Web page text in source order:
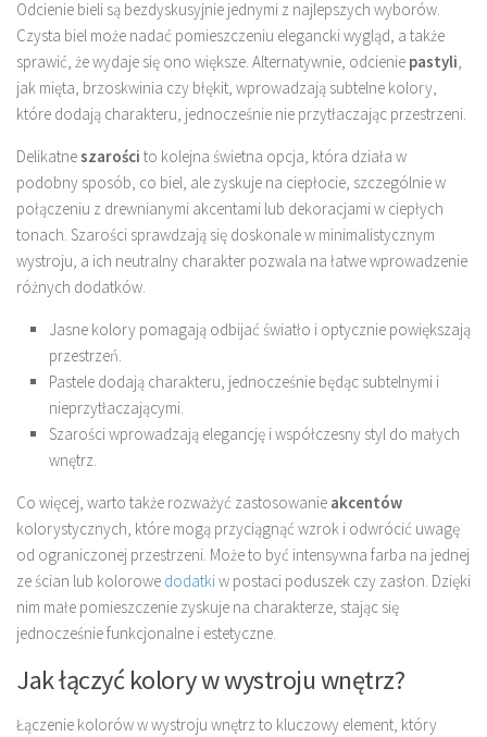
Odcienie bieli są bezdyskusyjnie jednymi z najlepszych wyborów.
Czysta biel może nadać pomieszczeniu elegancki wygląd, a także
sprawić, że wydaje się ono większe. Alternatywnie, odcienie pastyli,
jak mięta, brzoskwinia czy błękit, wprowadzają subtelne kolory,
które dodają charakteru, jednocześnie nie przytłaczając przestrzeni.
Delikatneszarości to kolejna świetna opcja, która działa w
podobny sposób, co biel, ale zyskuje na ciepłocie, szczególnie w
połączeniu z drewnianymi akcentami lub dekoracjami w ciepłych
tonach. Szarości sprawdzają się doskonale w minimalistycznym
wystroju, a ich neutralny charakter pozwala na łatwe wprowadzenie
różnych dodatków.
Jasne kolory pomagają odbijać światło i optycznie powiększają
przestrzeń.
Pastele dodają charakteru, jednocześnie będąc subtelnymi i
nieprzytłaczającymi.
Szarości wprowadzają elegancję i współczesny styl do małych
wnętrz.
Co więcej, warto także rozważyć zastosowanie akcentów
kolorystycznych, które mogą przyciągnąć wzrok i odwrócić uwagę
od ograniczonej przestrzeni. Może to być intensywna farba na jednej
ze ścian lub kolorowe dodatkiw postaci poduszek czy zasłon. Dzięki
nim małe pomieszczenie zyskuje na charakterze, stając się
jednocześnie funkcjonalne i estetyczne.
Jak łączyć kolory w wystroju wnętrz?
Łączenie kolorów w wystroju wnętrz to kluczowy element, który